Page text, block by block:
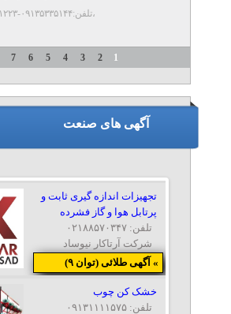
،تلفن:۰۹۱۳۵۳۳۵۱۴۴-۰۳۱۳۶۴۱۱۲۲۳-۰۹۱۹۴۰۹۶۵۰۹
1
2
3
4
5
6
7
آگهی های صنعت
تجهیزات اندازه گیری ثابت و
پرتابل هوا و گاز فشرده
شرکت آرتاکار نیوساد
تلفن: ۰۲۱۸۸۵۷۰۳۴۷
» آگهی طلائی (توان ۹)
خشک کن چوب
تلفن: ۰۹۱۳۱۱۱۱۵۷۵